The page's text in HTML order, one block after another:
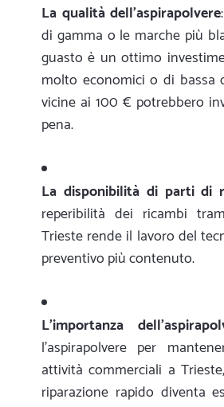
La qualità dell'aspirapolvere
di gamma o le marche più
guasto è un ottimo
molto economici o di bassa
vicine ai 100 € potrebbero
pena.
La disponibilità di parti di
reperibilità dei ricambi
Trieste rende il lavoro del
preventivo più contenuto.
L'importanza
l'aspirapolvere per
attività commerciali a
riparazione rapido diventa